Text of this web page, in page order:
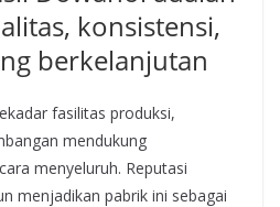
konsistensi,
berkelanjutan
fasilitas produksi,
mendukung
menyeluruh. Reputasi
menjadikan pabrik ini sebagai